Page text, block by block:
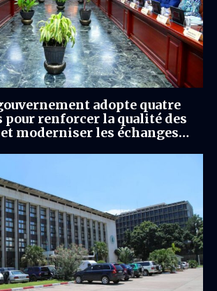
adopte quatre
pour renforcer la qualité des
moderniser les échanges